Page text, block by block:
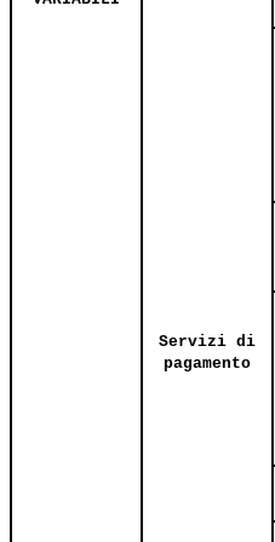
Servizi di
pagamento